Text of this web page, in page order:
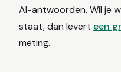
AI-antwoorden. Wil je
staat, dan levert een
meting.